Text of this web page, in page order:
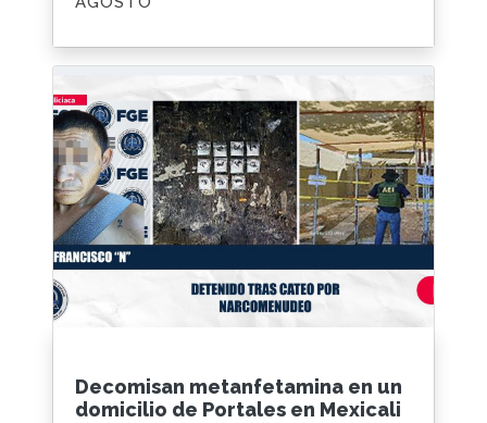
Decomisan metanfetamina en un
domicilio de Portales en Mexicali